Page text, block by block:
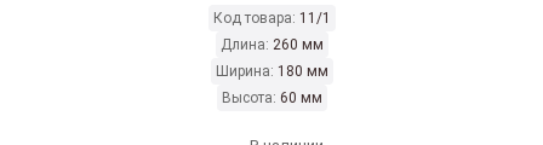
Код товара: 11/1
Длина: 260 мм
Ширина: 180 мм
Высота: 60 мм